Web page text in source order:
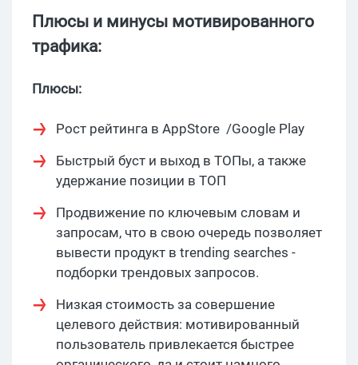
Плюсы и минусы мотивированного
трафика:
Плюсы:
Рост рейтинга в AppStore /Google Play
Быстрый буст и выход в ТОПы, а также
удержание позиции в ТОП
Продвижение по ключевым словам и
запросам, что в свою очередь позволяет
вывести продукт в trending searches -
подборки трендовых запросов.
Низкая стоимость за совершение
целевого действия: мотивированный
пользователь привлекается быстрее